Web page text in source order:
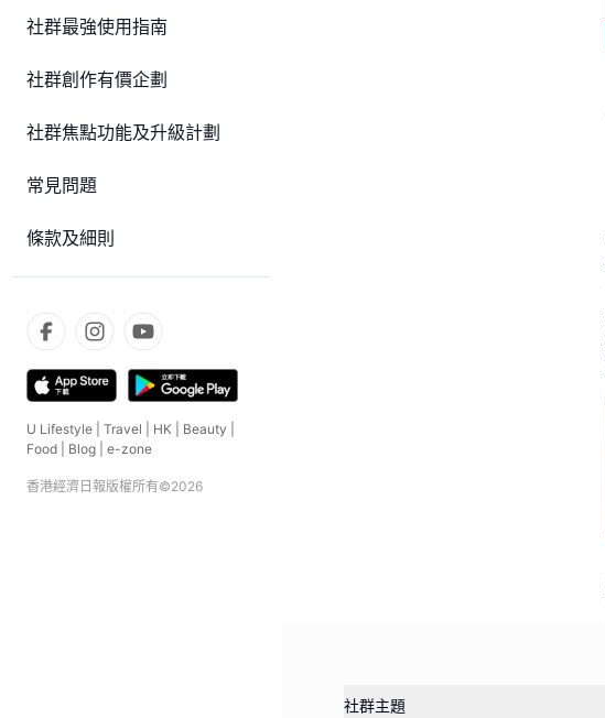
社群最強使用指南
社群創作有價企劃
社群焦點功能及升級計劃
常見問題
條款及細則
U Lifestyle Travel HK Beauty
Food
Blog e-zone
香港經濟日報版權所有©2026
社群主題